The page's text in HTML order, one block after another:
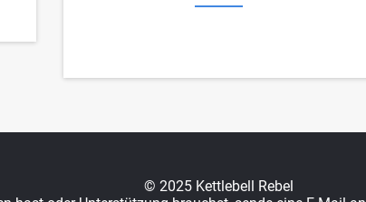
© 2025 Kettlebell Rebel